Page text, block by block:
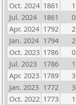
Oct. 2024 1861 1
Jul. 2024
1861 0
Apr. 2024 1792 2
Jan. 2024 1794 2
Oct. 2023 1786 0
Jul. 2023
1786 1
Apr. 2023 1789 3
Jan. 2023 1772 3
Oct. 2022 1773 1